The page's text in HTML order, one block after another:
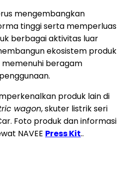
mengembangkan
tinggi serta memperluas
berbagai aktivitas luar
ekosistem produk
beragam
produk lain di
wagon, skuter listrik seri
Foto produk dan informasi
NAVEE Press Kit..